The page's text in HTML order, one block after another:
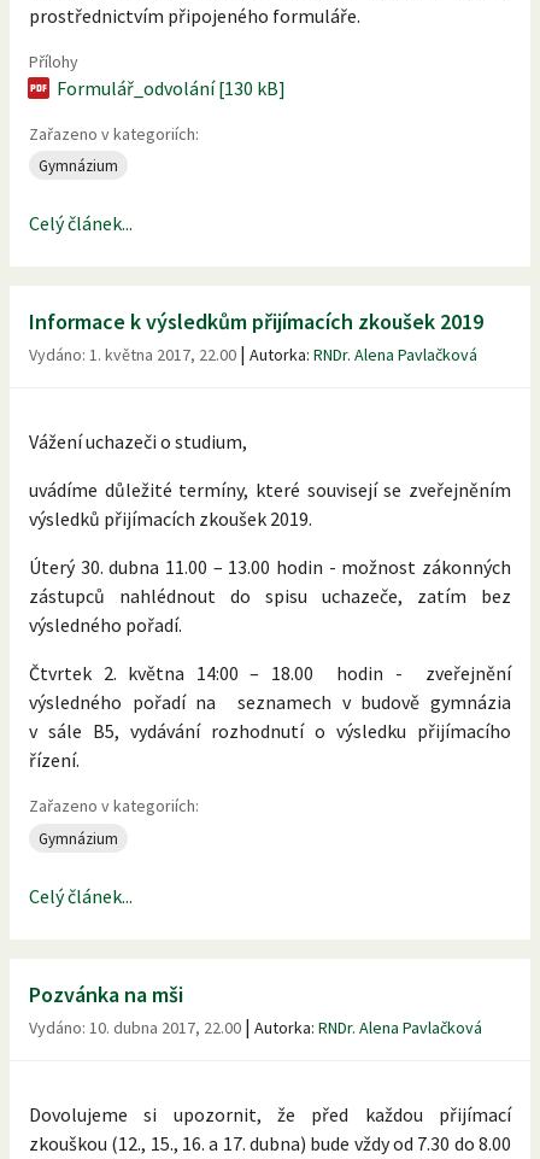
prostřednictvím připojeného formuláře.
Přílohy
Formulář_odvolání [130 kB]
Zařazeno v kategoriích:
Gymnázium
Celý článek...
Informace k výsledkům přijímacích zkoušek 2019
Vydáno: 1. května 2017, 22.00 | Autorka: RNDr. Alena Pavlačková
Vážení uchazeči o studium,
uvádíme důležité termíny, které souvisejí se zveřejněním
výsledků přijímacích zkoušek 2019.
Úterý 30. dubna 11.00 – 13.00 hodin - možnost zákonných
zástupců nahlédnout do spisu uchazeče, zatím bez
výsledného pořadí.
Čtvrtek 2. května 14:00 – 18.00 hodin - zveřejnění
výsledného pořadí na seznamech v budově gymnázia
v sále B5, vydávání rozhodnutí o výsledku přijímacího
řízení.
Zařazeno v kategoriích:
Gymnázium
Celý článek...
Pozvánka na mši
Vydáno: 10. dubna 2017, 22.00 | Autorka: RNDr. Alena Pavlačková
Dovolujeme si upozornit, že před každou přijímací
zkouškou (12., 15., 16. a 17. dubna) bude vždy od 7.30 do 8.00